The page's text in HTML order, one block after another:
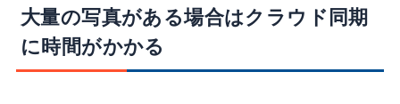
大量の写真がある場合はクラウド同期
に時間がかかる